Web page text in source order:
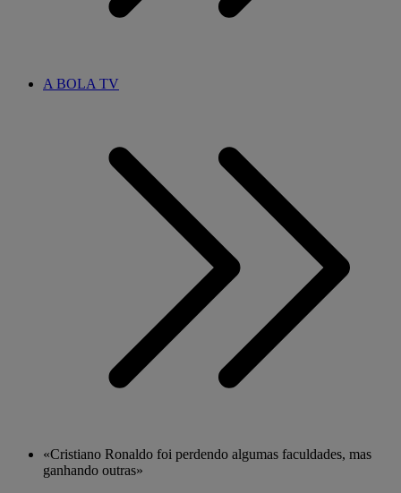
A BOLA TV
«Cristiano Ronaldo foi perdendo algumas faculdades, mas
ganhando outras»